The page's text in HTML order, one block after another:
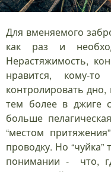
Для вменяемого
как раз и
Нерастяжимость,
нравится, кому-
контролировать
тем более в джиге
больше
“местом
проводку. Но “чуйка”
понимании - что,